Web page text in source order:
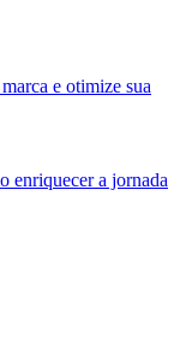
e otimize sua
enriquecer a jornada